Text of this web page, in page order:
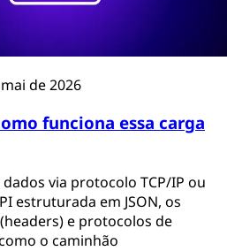
de 2026
funciona essa carga
via protocolo TCP/IP ou
estruturada em JSON, os
e protocolos de
o caminhão